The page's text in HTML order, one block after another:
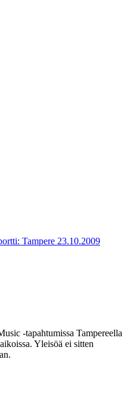
Tampere 23.10.2009
-tapahtumissa Tampereella
Yleisöä ei sitten